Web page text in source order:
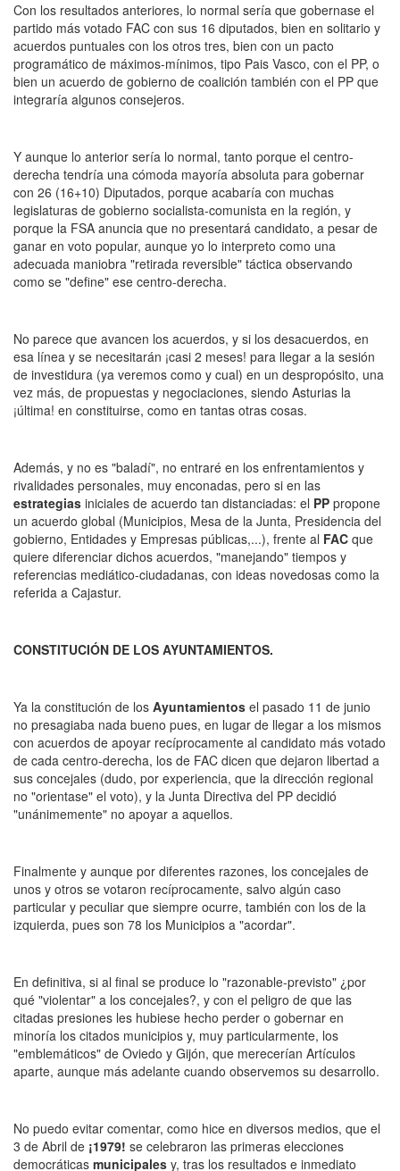
Con los resultados anteriores, lo normal sería que gobernase el
partido más votado FAC con sus 16 diputados, bien en solitario y
acuerdos puntuales con los otros tres, bien con un pacto
programático de máximos-mínimos, tipo Pais Vasco, con el PP, o
bien un acuerdo de gobierno de coalición también con el PP que
integraría algunos consejeros.
Y aunque lo anterior sería lo normal, tanto porque el centro-
derecha tendría una cómoda mayoría absoluta para gobernar
con 26 (16+10) Diputados, porque acabaría con muchas
legislaturas de gobierno socialista-comunista en la región, y
porque la FSA anuncia que no presentará candidato, a pesar de
ganar en voto popular, aunque yo lo interpreto como una
adecuada maniobra "retirada reversible" táctica observando
como se "define" ese centro-derecha.
No parece que avancen los acuerdos, y si los desacuerdos, en
esa línea y se necesitarán ¡casi 2 meses! para llegar a la sesión
de investidura (ya veremos como y cual) en un despropósito, una
vez más, de propuestas y negociaciones, siendo Asturias la
¡última! en constituirse, como en tantas otras cosas.
Además, y no es "baladí", no entraré en los enfrentamientos y
rivalidades personales, muy enconadas, pero si en las
estrategias iniciales de acuerdo tan distanciadas: el PP propone
un acuerdo global (Municipios, Mesa de la Junta, Presidencia del
gobierno, Entidades y Empresas públicas,...), frente al FAC que
quiere diferenciar dichos acuerdos, "manejando" tiempos y
referencias mediático-ciudadanas, con ideas novedosas como la
referida a Cajastur.
CONSTITUCIÓN DE LOS AYUNTAMIENTOS.
Ya la constitución de los Ayuntamientos el pasado 11 de junio
no presagiaba nada bueno pues, en lugar de llegar a los mismos
con acuerdos de apoyar recíprocamente al candidato más votado
de cada centro-derecha, los de FAC dicen que dejaron libertad a
sus concejales (dudo, por experiencia, que la dirección regional
no "orientase" el voto), y la Junta Directiva del PP decidió
"unánimemente" no apoyar a aquellos.
Finalmente y aunque por diferentes razones, los concejales de
unos y otros se votaron recíprocamente, salvo algún caso
particular y peculiar que siempre ocurre, también con los de la
izquierda, pues son 78 los Municipios a "acordar".
En definitiva, si al final se produce lo "razonable-previsto" ¿por
qué "violentar" a los concejales?, y con el peligro de que las
citadas presiones les hubiese hecho perder o gobernar en
minoría los citados municipios y, muy particularmente, los
"emblemáticos" de Oviedo y Gijón, que merecerían Artículos
aparte, aunque más adelante cuando observemos su desarrollo.
No puedo evitar comentar, como hice en diversos medios, que el
3 de Abril de ¡1979! se celebraron las primeras elecciones
democráticas municipales y, tras los resultados e inmediato